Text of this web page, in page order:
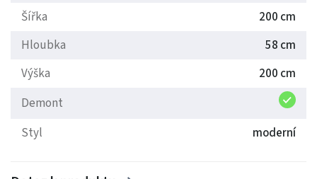
Šířka
200 cm
Hloubka
58 cm
Výška
200 cm
Demont
Styl
moderní